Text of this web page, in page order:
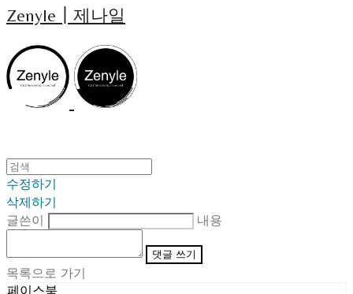
Zenyle┃제나일
수정하기
삭제하기
글쓴이
내용
댓글 쓰기
목록으로 가기
페이스북